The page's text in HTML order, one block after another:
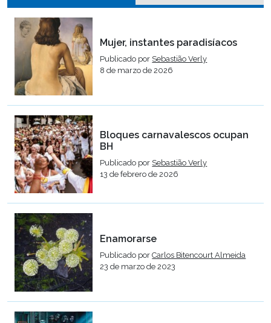
Mujer, instantes paradisíacos
Publicado por Sebastião Verly
8 de marzo de 2026
Bloques carnavalescos ocupan
BH
Publicado por Sebastião Verly
13 de febrero de 2026
Enamorarse
Publicado porCarlos Bitencourt Almeida
23 de marzo de 2023